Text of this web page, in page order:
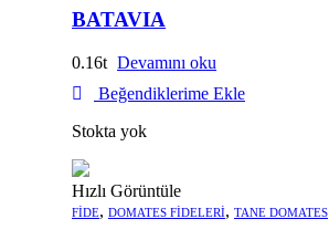
BATAVIA
0.16
Devamını oku
Beğendiklerime Ekle
Stokta yok
Hızlı Görüntüle
FIDE, DOMATES FIDELERI, TANE DOMATES